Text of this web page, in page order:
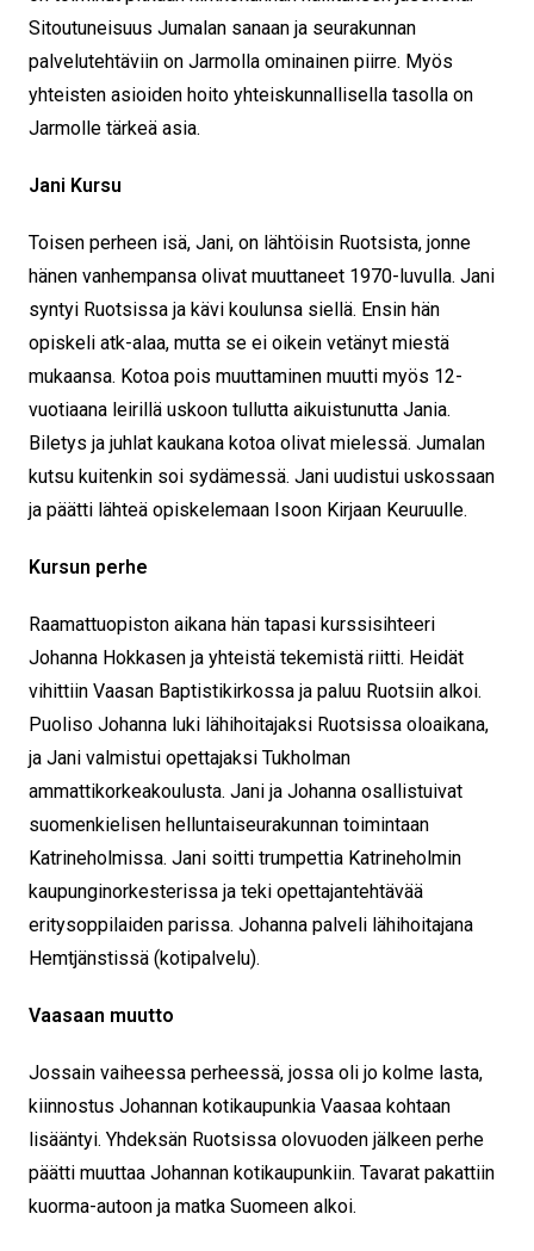
Sitoutuneisuus Jumalan sanaan ja seurakunnan
palvelutehtäviin on Jarmolla ominainen piirre. Myös
yhteisten asioiden hoito yhteiskunnallisella tasolla on
Jarmolle tärkeä asia.
Jani Kursu
Toisen perheen isä, Jani, on lähtöisin Ruotsista, jonne
hänen vanhempansa olivat muuttaneet 1970-luvulla. Jani
syntyi Ruotsissa ja kävi koulunsa siellä. Ensin hän
opiskeli atk-alaa, mutta se ei oikein vetänyt miestä
mukaansa. Kotoa pois muuttaminen muutti myös 12-
vuotiaana leirillä uskoon tullutta aikuistunutta Jania.
Biletys ja juhlat kaukana kotoa olivat mielessä. Jumalan
kutsu kuitenkin soi sydämessä. Jani uudistui uskossaan
ja päätti lähteä opiskelemaan Isoon Kirjaan Keuruulle.
Kursun perhe
Raamattuopiston aikana hän tapasi kurssisihteeri
Johanna Hokkasen ja yhteistä tekemistä riitti. Heidät
vihittiin Vaasan Baptistikirkossa ja paluu Ruotsiin alkoi.
Puoliso Johanna luki lähihoitajaksi Ruotsissa oloaikana,
ja Jani valmistui opettajaksi Tukholman
ammattikorkeakoulusta. Jani ja Johanna osallistuivat
suomenkielisen helluntaiseurakunnan toimintaan
Katrineholmissa. Jani soitti trumpettia Katrineholmin
kaupunginorkesterissa ja teki opettajantehtävää
eritysoppilaiden parissa. Johanna palveli lähihoitajana
Hemtjänstissä (kotipalvelu).
Vaasaan muutto
Jossain vaiheessa perheessä, jossa oli jo kolme lasta,
kiinnostus Johannan kotikaupunkia Vaasaa kohtaan
lisääntyi. Yhdeksän Ruotsissa olovuoden jälkeen perhe
päätti muuttaa Johannan kotikaupunkiin. Tavarat pakattiin
kuorma-autoon ja matka Suomeen alkoi.